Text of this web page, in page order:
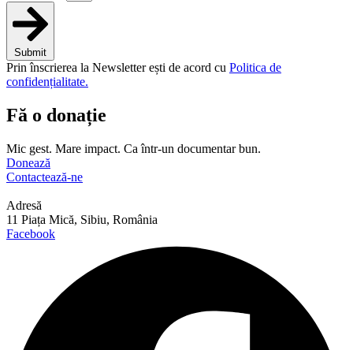
Submit
Prin înscrierea la Newsletter ești de acord cu Politica de
confidențialitate.
Fă o donație
Mic gest. Mare impact. Ca într-un documentar bun.
Donează
Contactează-ne
Adresă
11 Piața Mică, Sibiu, România
Facebook